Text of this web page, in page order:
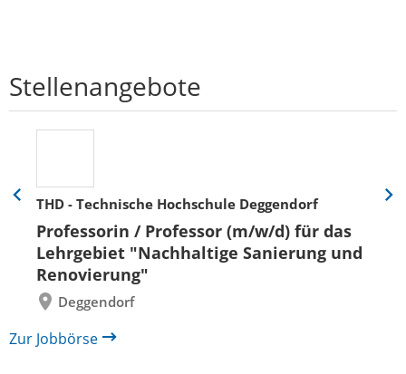
Stellenangebote
THD - Technische Hochschule Deggendorf
Professorin / Professor (m/w/d) für das
Lehrgebiet "Nachhaltige Sanierung und
Renovierung"
Deggendorf
Eine
zurück
Eine
Zur Jobbörse